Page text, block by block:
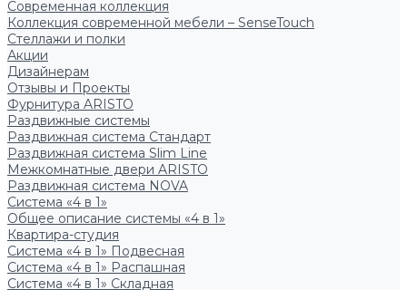
Современная коллекция
Коллекция современной мебели – SenseTouch
Стеллажи и полки
Акции
Дизайнерам
Отзывы и Проекты
Фурнитура ARISTO
Раздвижные системы
Раздвижная система Стандарт
Раздвижная система Slim Line
Межкомнатные двери ARISTO
Раздвижная система NOVA
Система «4 в 1»
Общее описание системы «4 в 1»
Квартира-студия
Система «4 в 1» Подвесная
Система «4 в 1» Распашная
Система «4 в 1» Складная